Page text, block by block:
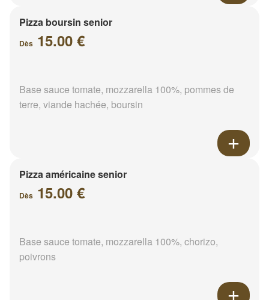
Pizza boursin senior
Dès 15.00 €
Base sauce tomate, mozzarella 100%, pommes de
terre, viande hachée, boursin
Pizza américaine senior
Dès 15.00 €
Base sauce tomate, mozzarella 100%, chorizo,
poivrons